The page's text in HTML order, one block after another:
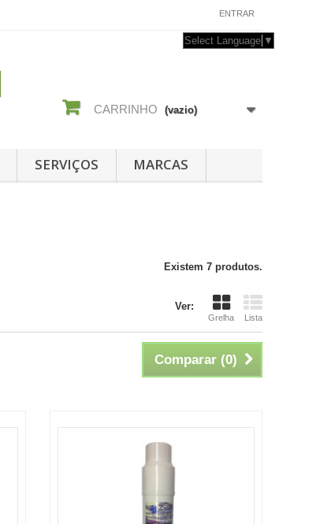
ENTRAR
Select Language ▼
CARRINHO (vazio)
SERVIÇOS MARCAS
Existem 7 produtos.
Ver:
Grelha Lista
Comparar (0)